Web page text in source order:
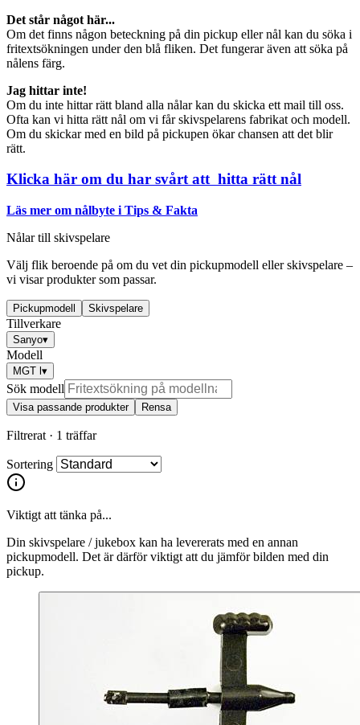
Det står något här...
Om det finns någon beteckning på din pickup eller nål kan du söka i
fritextsökningen under den blå fliken. Det fungerar även att söka på
nålens färg.
Jag hittar inte!
Om du inte hittar rätt bland alla nålar kan du skicka ett mail till oss.
Ofta kan vi hitta rätt nål om vi får skivspelarens fabrikat och modell.
Om du skickar med en bild på pickupen ökar chansen att det blir
rätt.
Klicka här om du har svårt att hitta rätt nål
Läs mer om nålbyte i Tips & Fakta
Nålar till skivspelare
Välj flik beroende på om du vet din pickupmodell eller skivspelare –
vi visar produkter som passar.
Pickupmodell Skivspelare
Tillverkare
Sanyo▾
Modell
MGT l ▾
Sök modell
Visa passande produkter Rensa
Filtrerat · 1 träffar
Sortering
Viktigt att tänka på...
Din skivspelare / jukebox kan ha levererats med en annan
pickupmodell. Det är därför viktigt att du jämför bilden med din
pickup.